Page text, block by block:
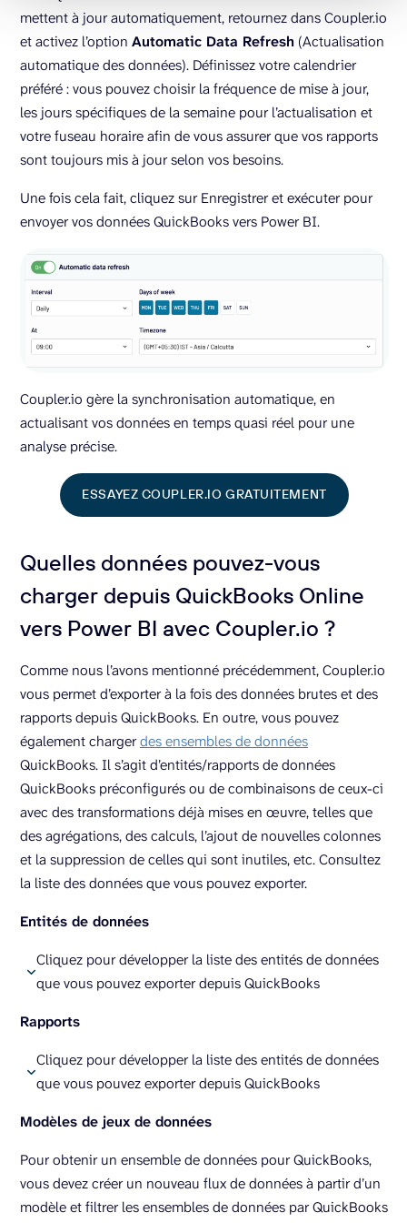
mettent à jour automatiquement, retournez dans Coupler.io
et activez l’option Automatic Data Refresh (Actualisation
automatique des données). Définissez votre calendrier
préféré : vous pouvez choisir la fréquence de mise à jour,
les jours spécifiques de la semaine pour l’actualisation et
votre fuseau horaire afin de vous assurer que vos rapports
sont toujours mis à jour selon vos besoins.
Une fois cela fait, cliquez sur Enregistrer et exécuter pour
envoyer vos données QuickBooks vers Power BI.
Coupler.io gère la synchronisation automatique, en
actualisant vos données en temps quasi réel pour une
analyse précise.
ESSAYEZ COUPLER.IO GRATUITEMENT
Quelles données pouvez-vous
charger depuis QuickBooks Online
vers Power BI avec Coupler.io ?
Comme nous l’avons mentionné précédemment, Coupler.io
vous permet d’exporter à la fois des données brutes et des
rapports depuis QuickBooks. En outre, vous pouvez
également chargerdes ensembles de données
QuickBooks. Il s’agit d’entités/rapports de données
QuickBooks préconfigurés ou de combinaisons de ceux-ci
avec des transformations déjà mises en œuvre, telles que
des agrégations, des calculs, l’ajout de nouvelles colonnes
et la suppression de celles qui sont inutiles, etc. Consultez
la liste des données que vous pouvez exporter.
Entités de données
Cliquez pour développer la liste des entités de données
que vous pouvez exporter depuis QuickBooks
Joignable
Facture
Paiement de facture
Classe
Note de crédit
Client
Rapports
Cliquez pour développer la liste des entités de données
que vous pouvez exporter depuis QuickBooks
Détails sur l’ancienneté des comptes fournisseurs
Résumé du vieillissement des comptes fournisseurs
Détails du vieillissement des comptes débiteurs
Résumé du vieillissement des comptes clients
Modèles de jeux de données
Pour obtenir un ensemble de données pour QuickBooks,
vous devez créer un nouveau flux de données à partir d’un
modèle et filtrer les ensembles de données par QuickBooks